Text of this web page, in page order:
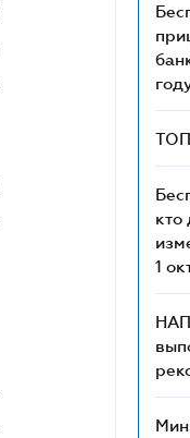
кто
1